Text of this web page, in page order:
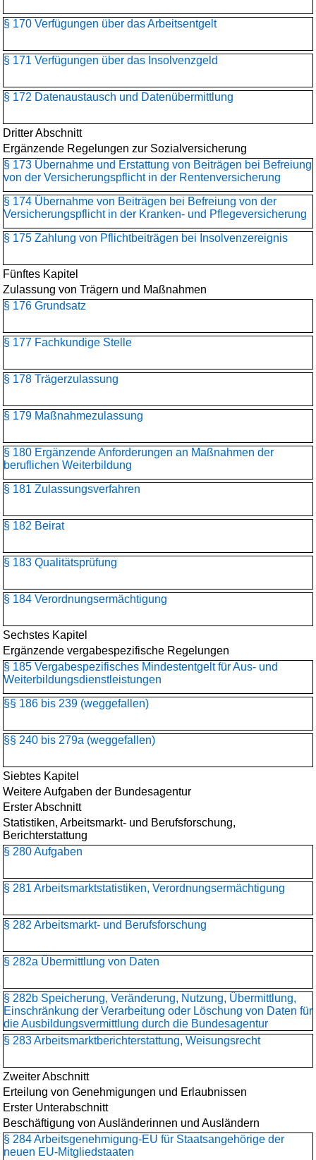
§ 170 Verfügungen über das Arbeitsentgelt
§ 171 Verfügungen über das Insolvenzgeld
§ 172 Datenaustausch und Datenübermittlung
Dritter Abschnitt
Ergänzende Regelungen zur Sozialversicherung
§ 173 Übernahme und Erstattung von Beiträgen bei Befreiung
von der Versicherungspflicht in der Rentenversicherung
§ 174 Übernahme von Beiträgen bei Befreiung von der
Versicherungspflicht in der Kranken- und Pflegeversicherung
§ 175 Zahlung von Pflichtbeiträgen bei Insolvenzereignis
Fünftes Kapitel
Zulassung von Trägern und Maßnahmen
§ 176 Grundsatz
§ 177 Fachkundige Stelle
§ 178 Trägerzulassung
§ 179 Maßnahmezulassung
§ 180 Ergänzende Anforderungen an Maßnahmen der
beruflichen Weiterbildung
§ 181 Zulassungsverfahren
§ 182 Beirat
§ 183 Qualitätsprüfung
§ 184 Verordnungsermächtigung
Sechstes Kapitel
Ergänzende vergabespezifische Regelungen
§ 185 Vergabespezifisches Mindestentgelt für Aus- und
Weiterbildungsdienstleistungen
§§ 186 bis 239 (weggefallen)
§§ 240 bis 279a (weggefallen)
Siebtes Kapitel
Weitere Aufgaben der Bundesagentur
Erster Abschnitt
Statistiken, Arbeitsmarkt- und Berufsforschung,
Berichterstattung
§ 280 Aufgaben
§ 281 Arbeitsmarktstatistiken, Verordnungsermächtigung
§ 282 Arbeitsmarkt- und Berufsforschung
§ 282a Übermittlung von Daten
§ 282b Speicherung, Veränderung, Nutzung, Übermittlung,
Einschränkung der Verarbeitung oder Löschung von Daten für
die Ausbildungsvermittlung durch die Bundesagentur
§ 283 Arbeitsmarktberichterstattung, Weisungsrecht
Zweiter Abschnitt
Erteilung von Genehmigungen und Erlaubnissen
Erster Unterabschnitt
Beschäftigung von Ausländerinnen und Ausländern
§ 284 Arbeitsgenehmigung-EU für Staatsangehörige der
neuen EU-Mitgliedstaaten